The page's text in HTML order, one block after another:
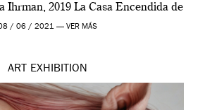
Ihrman, 2019 La Casa Encendida de
y la Wellcome […]
/ 06 / 2021 — VER MÁS
ART EXHIBITION